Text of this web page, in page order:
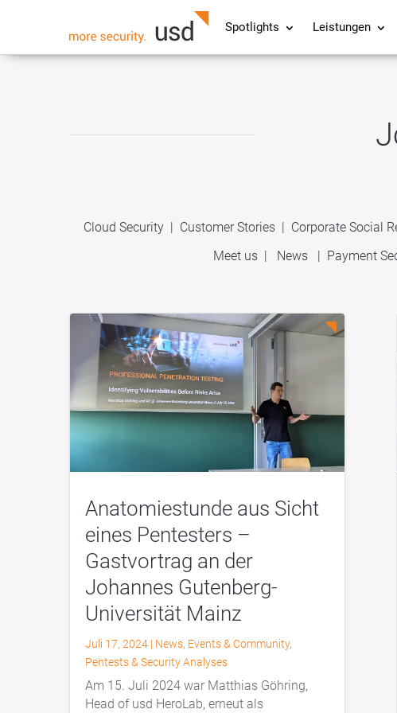
Spotlights Leistungen
Cloud Security | Customer Stories | Corporate Social
Meet us | News | Payment
Anatomiestunde aus Sicht
eines Pentesters –
Gastvortrag an der
Johannes Gutenberg-
Universität Mainz
Juli 17, 2024 | News, Events & Community,
Pentests & Security Analyses
Am 15. Juli 2024 war Matthias Göhring,
Head of usd HeroLab, erneut als